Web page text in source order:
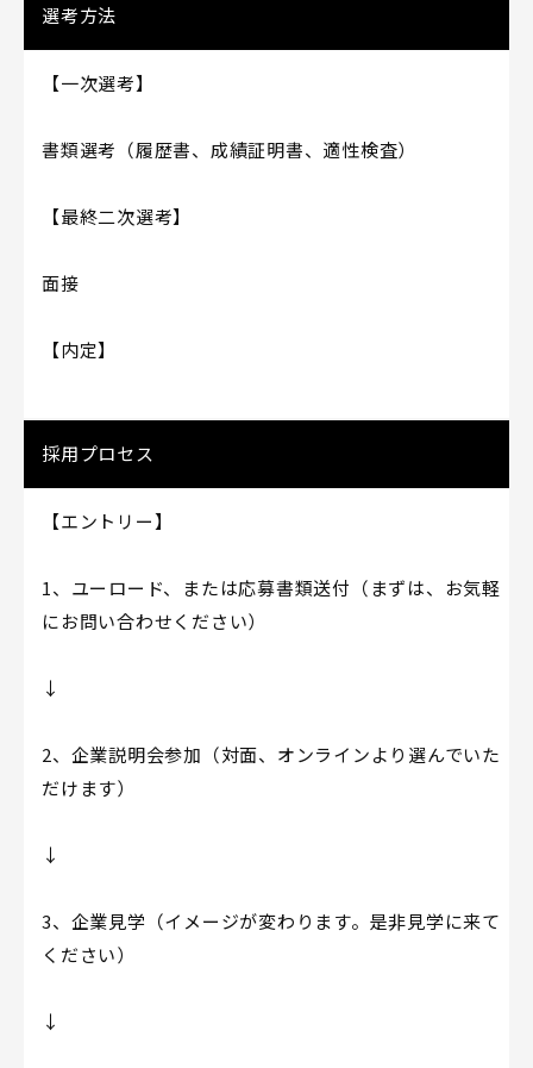
選考方法
【一次選考】
書類選考（履歴書、成績証明書、適性検査）
【最終二次選考】
面接
【内定】
採用プロセス
【エントリー】
1、ユーロード、または応募書類送付（まずは、お気軽
にお問い合わせください）
↓
2、企業説明会参加（対面、オンラインより選んでいた
だけます）
↓
3、企業見学（イメージが変わります。是非見学に来て
ください）
↓